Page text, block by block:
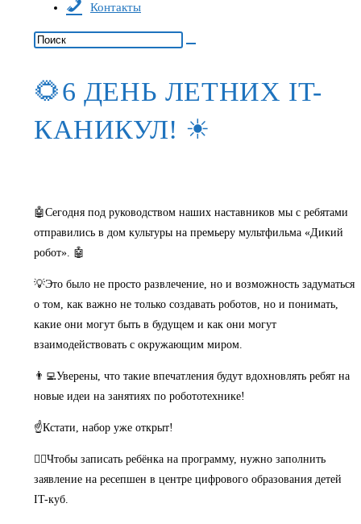
Контакты
🌻6 ДЕНЬ ЛЕТНИХ IT-
КАНИКУЛ! ☀
🤖Сегодня под руководством наших наставников мы с ребятами
отправились в дом культуры на премьеру мультфильма «Дикий
робот». 🤖
💡Это было не просто развлечение, но и возможность задуматься
о том, как важно не только создавать роботов, но и понимать,
какие они могут быть в будущем и как они могут
взаимодействовать с окружающим миром.
👨‍💻Уверены, что такие впечатления будут вдохновлять ребят на
новые идеи на занятиях по робототехнике!
☝️Кстати, набор уже открыт!
👌🏼Чтобы записать ребёнка на программу, нужно заполнить
заявление на ресепшен в центре цифрового образования детей
IT-куб.